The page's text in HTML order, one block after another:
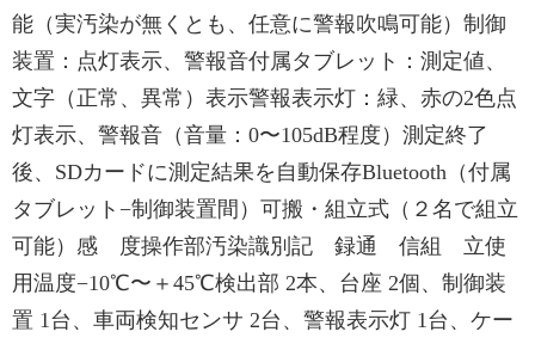
能（実汚染が無くとも、任意に警報吹鳴可能）制御
装置：点灯表示、警報音付属タブレット：測定値、
文字（正常、異常）表示警報表示灯：緑、赤の2色点
灯表示、警報音（音量：0〜105dB程度）測定終了
後、SDカードに測定結果を自動保存Bluetooth（付属
タブレット−制御装置間）可搬・組立式（２名で組立
可能）感 度操作部汚染識別記 録通 信組 立使
用温度−10℃〜＋45℃検出部 2本、台座 2個、制御装
置 1台、車両検知センサ 2台、警報表示灯 1台、ケー